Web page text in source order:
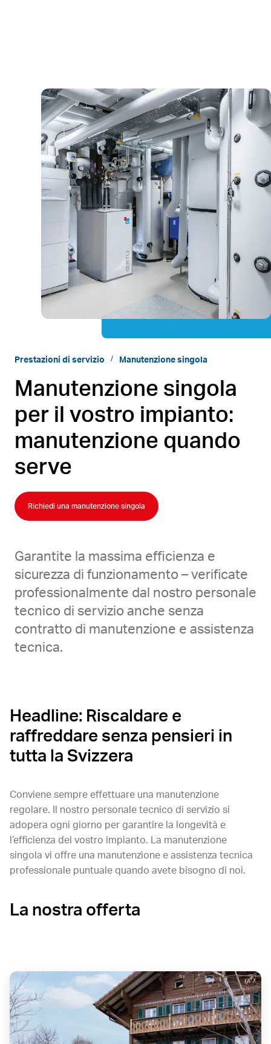
Prestazioni di servizio Manutenzione singola
Manutenzione singola
per il vostro impianto:
manutenzione quando
serve
Richiedi una manutenzione singola
Garantite la massima efficienza e
sicurezza di funzionamento – verificate
professionalmente dal nostro personale
tecnico di servizio anche senza
contratto di manutenzione e assistenza
tecnica.
Headline: Riscaldare e
raffreddare senza pensieri in
tutta la Svizzera
Conviene sempre effettuare una manutenzione
regolare. Il nostro personale tecnico di servizio si
adopera ogni giorno per garantire la longevità e
l’efficienza del vostro impianto. La manutenzione
singola vi offre una manutenzione e assistenza tecnica
professionale puntuale quando avete bisogno di noi.
La nostra offerta